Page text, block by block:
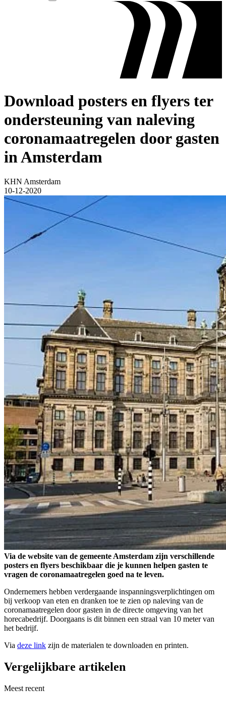
Download posters en flyers ter
ondersteuning van naleving
coronamaatregelen door gasten
in Amsterdam
KHN Amsterdam
10-12-2020
Via de website van de gemeente Amsterdam zijn verschillende
posters en flyers beschikbaar die je kunnen helpen gasten te
vragen de coronamaatregelen goed na te leven.
Ondernemers hebben verdergaande inspanningsverplichtingen om
bij verkoop van eten en dranken toe te zien op naleving van de
coronamaatregelen door gasten in de directe omgeving van het
horecabedrijf. Doorgaans is dit binnen een straal van 10 meter van
het bedrijf.
Via deze link zijn de materialen te downloaden en printen.
Vergelijkbare artikelen
Meest recent